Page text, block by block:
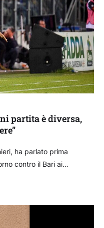
partita è diversa,
ha parlato prima
contro il Bari ai